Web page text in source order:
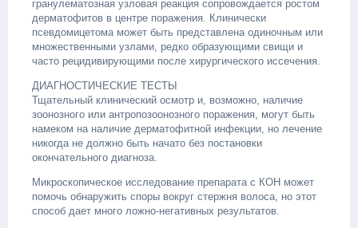
гранулематозная узловая реакция сопровождается ростом
дерматофитов в центре поражения. Клинически
псевдомицетома может быть представлена одиночным или
множественными узлами, редко образующими свищи и
часто рецидивирующими после хирургического иссечения.
ДИАГНОСТИЧЕСКИЕ ТЕСТЫ
Тщательный клинический осмотр и, возможно, наличие
зоонозного или антропозоонозного поражения, могут быть
намеком на наличие дерматофитной инфекции, но лечение
никогда не должно быть начато без постановки
окончательного диагноза.
Микроскопическое исследование препарата с КОН может
помочь обнаружить споры вокруг стержня волоса, но этот
способ дает много ложно-негативных результатов.